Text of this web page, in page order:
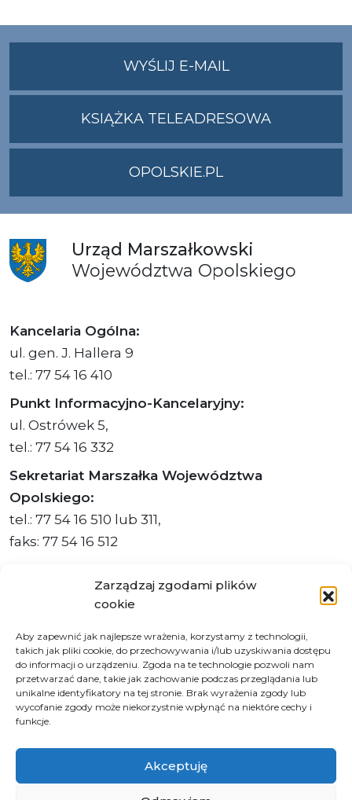
Zarządzaj zgodami plików
cookie
Aby zapewnić jak najlepsze wrażenia, korzystamy z technologii,
takich jak pliki cookie, do przechowywania i/lub uzyskiwania dostępu
do informacji o urządzeniu. Zgoda na te technologie pozwoli nam
przetwarzać dane, takie jak zachowanie podczas przeglądania lub
unikalne identyfikatory na tej stronie. Brak wyrażenia zgody lub
wycofanie zgody może niekorzystnie wpłynąć na niektóre cechy i
funkcje.
Akceptuję
WYŚLIJ E-MAILNA
ADRES
KSIĄŻKA TELEADRESOWA
OPOLSKIE.PL
Urząd Marszałkowski
Województwa Opolskiego
Kancelaria Ogólna:
ul. gen. J. Hallera 9
tel.: 77 54 16 410
Punkt Informacyjno-Kancelaryjny:
ul. Ostrówek 5,
tel.: 77 54 16 332
Sekretariat Marszałka Województwa
Opolskiego:
tel.: 77 54 16 510 lub 311,
faks: 77 54 16 512
Adres do e-Doręczeń
Urzędu: AE:PL-66703-73759-IGTUV-14
Polityka prywatności
Klauzula informacyjna RODO